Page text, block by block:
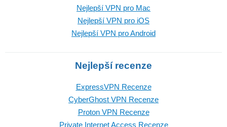
Nejlepší VPN pro Mac
Nejlepší VPN pro iOS
Nejlepší VPN pro Android
Nejlepší recenze
ExpressVPN Recenze
CyberGhost VPN Recenze
Proton VPN Recenze
Private Internet Access Recenze